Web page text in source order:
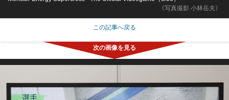
《写真撮影 小林岳夫》
この記事へ戻る